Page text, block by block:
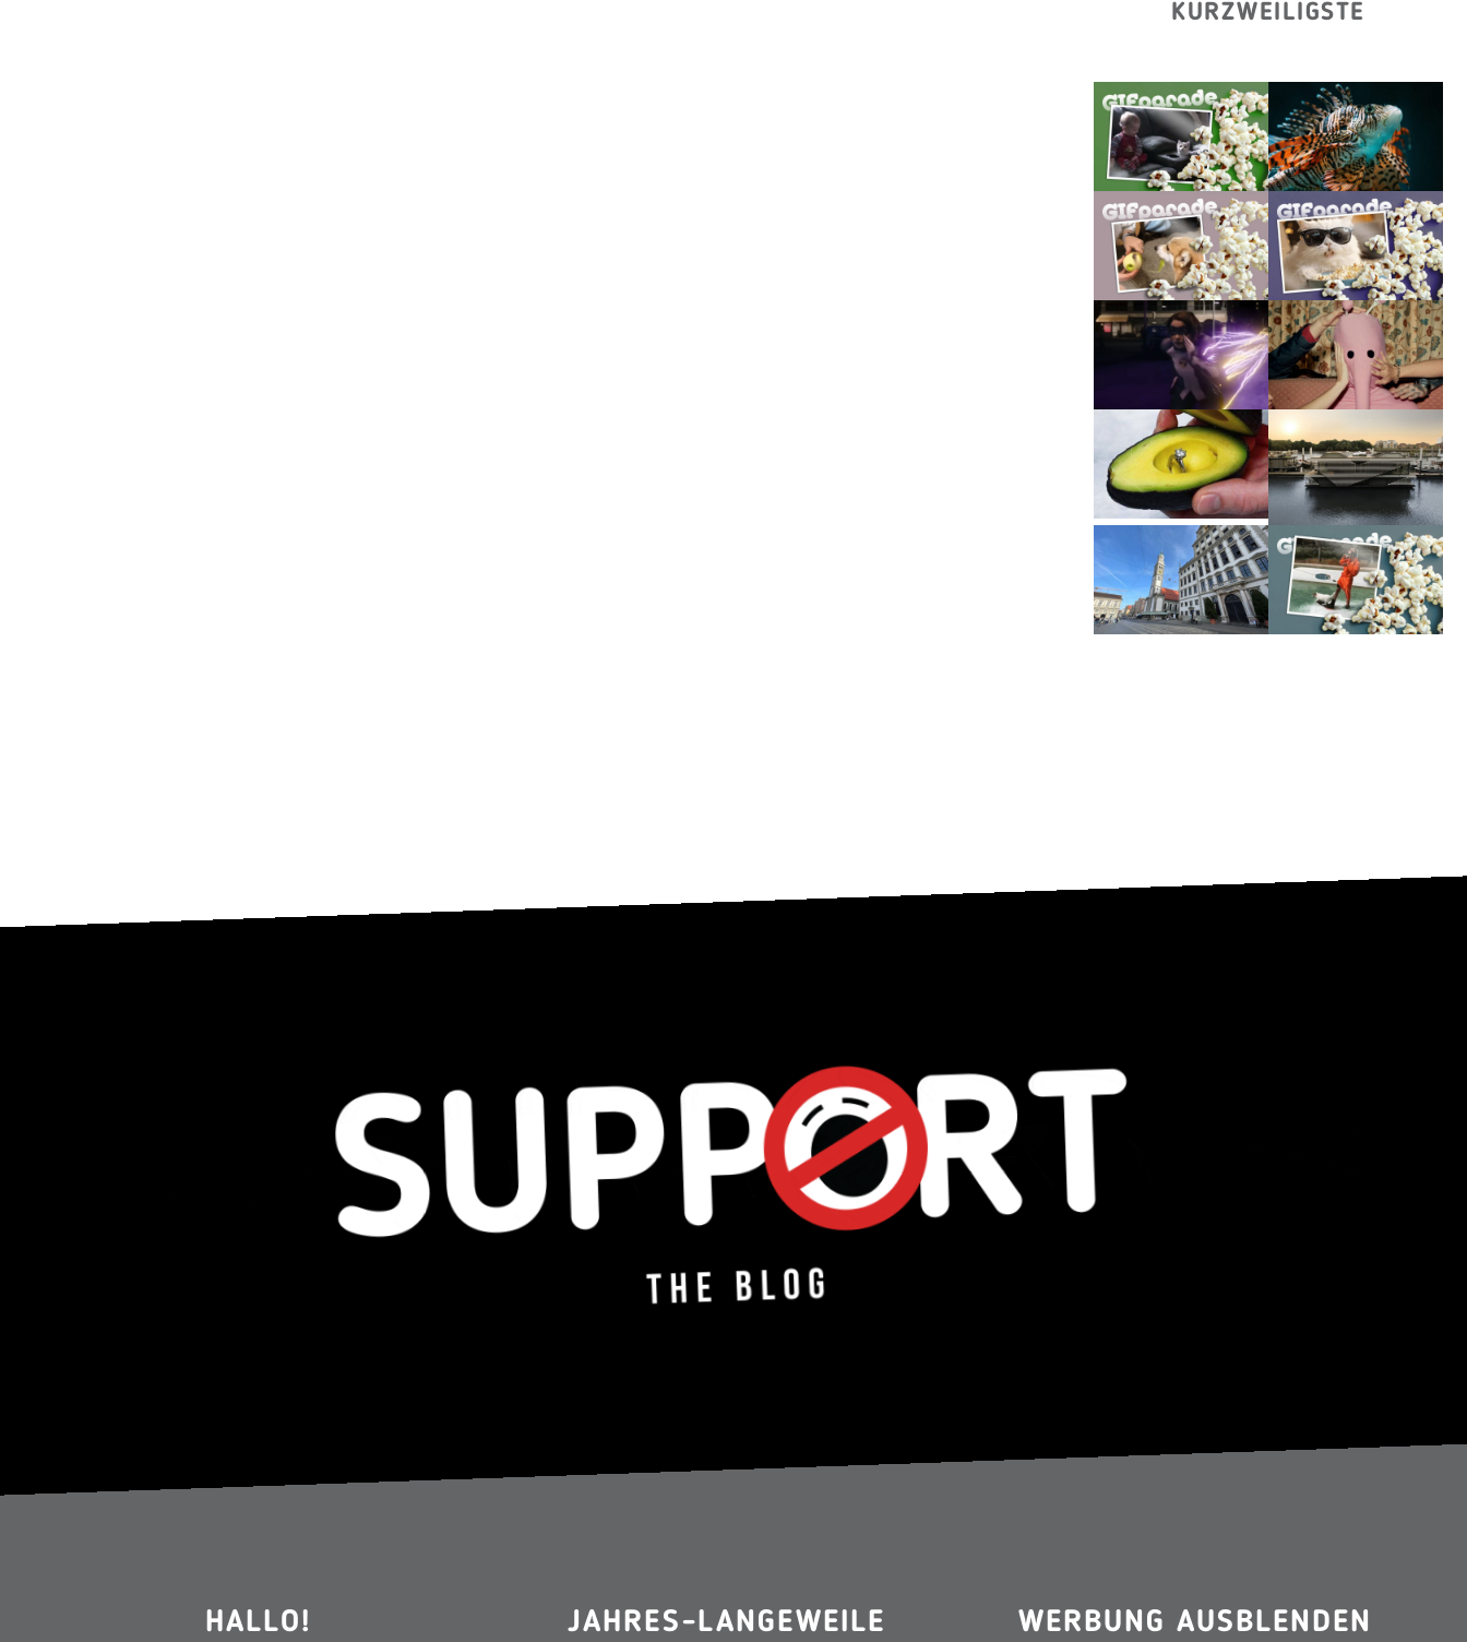
KURZWEILIGSTE
HALLO! JAHRES-LANGEWEILE WERBUNG AUSBLENDEN